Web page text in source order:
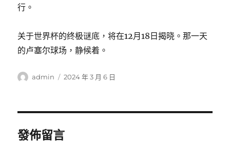
行。
关于世界杯的终极谜底，将在12月18日揭晓。那一天
的卢塞尔球场，静候着。
作
admin
發
2024 年 3 月 6 日
發佈留言